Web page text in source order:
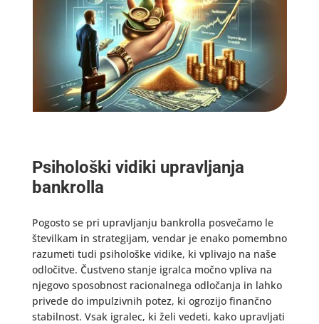
Psihološki vidiki upravljanja
bankrolla
Pogosto se pri upravljanju bankrolla posvečamo le
številkam in strategijam, vendar je enako pomembno
razumeti tudi psihološke vidike, ki vplivajo na naše
odločitve. Čustveno stanje igralca močno vpliva na
njegovo sposobnost racionalnega odločanja in lahko
privede do impulzivnih potez, ki ogrozijo finančno
stabilnost. Vsak igralec, ki želi vedeti, kako upravljati